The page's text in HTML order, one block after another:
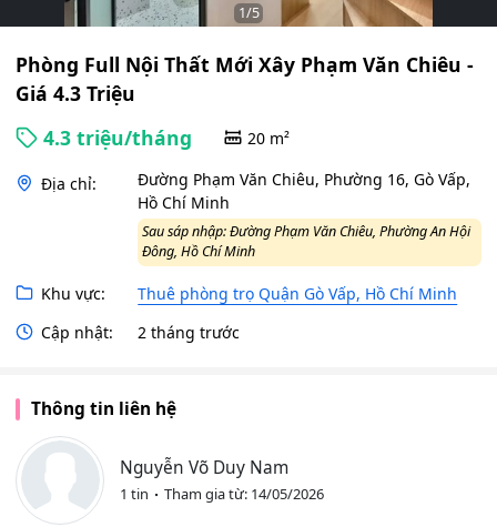
1/5
Phòng Full Nội Thất Mới Xây Phạm Văn Chiêu -
Giá 4.3 Triệu
4.3 triệu/tháng
20 m²
Địa chỉ:
Đường Phạm Văn Chiêu, Phường 16, Gò Vấp,
Hồ Chí Minh
Sau sáp nhập: Đường Phạm Văn Chiêu, Phường An Hội
Đông, Hồ Chí Minh
Khu vực:
Thuê phòng trọ Quận Gò Vấp, Hồ Chí Minh
Cập nhật:
2 tháng trước
Thông tin liên hệ
Nguyễn Võ Duy Nam
1 tin Tham gia từ: 14/05/2026